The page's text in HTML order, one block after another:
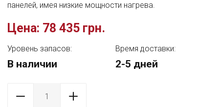
панелей, имея низкие мощности нагрева.
Цена: 78 435 грн.
Уровень запасов:
В наличии
Время доставки:
2-5 дней